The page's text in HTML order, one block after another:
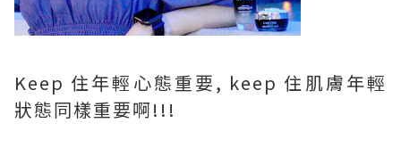
Keep 住年輕心態重要, keep 住肌膚年輕
狀態同樣重要啊!!!